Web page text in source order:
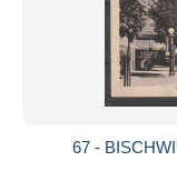
67 -